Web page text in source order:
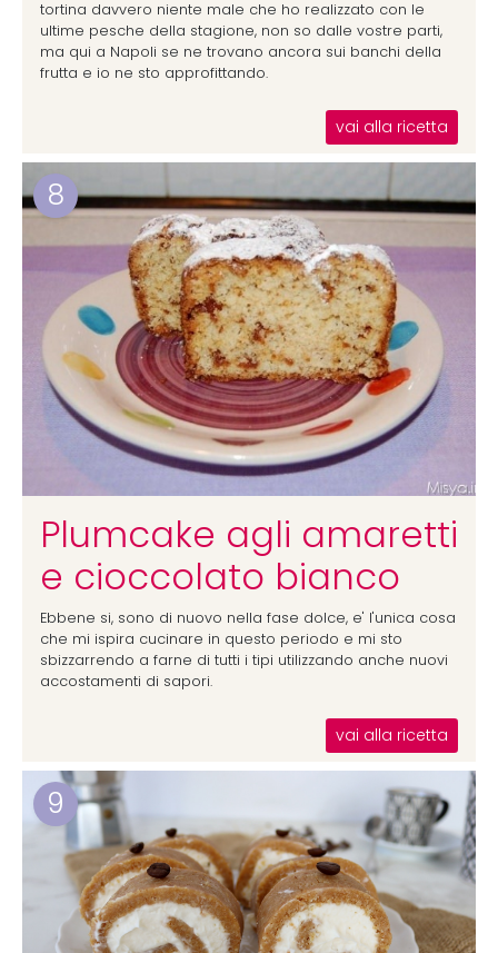
tortina davvero niente male che ho realizzato con le
ultime pesche della stagione, non so dalle vostre parti,
ma qui a Napoli se ne trovano ancora sui banchi della
frutta e io ne sto approfittando.
vai alla ricetta
8
Plumcake agli amaretti
e cioccolato bianco
Ebbene si, sono di nuovo nella fase dolce, e' l'unica cosa
che mi ispira cucinare in questo periodo e mi sto
sbizzarrendo a farne di tutti i tipi utilizzando anche nuovi
accostamenti di sapori.
vai alla ricetta
9